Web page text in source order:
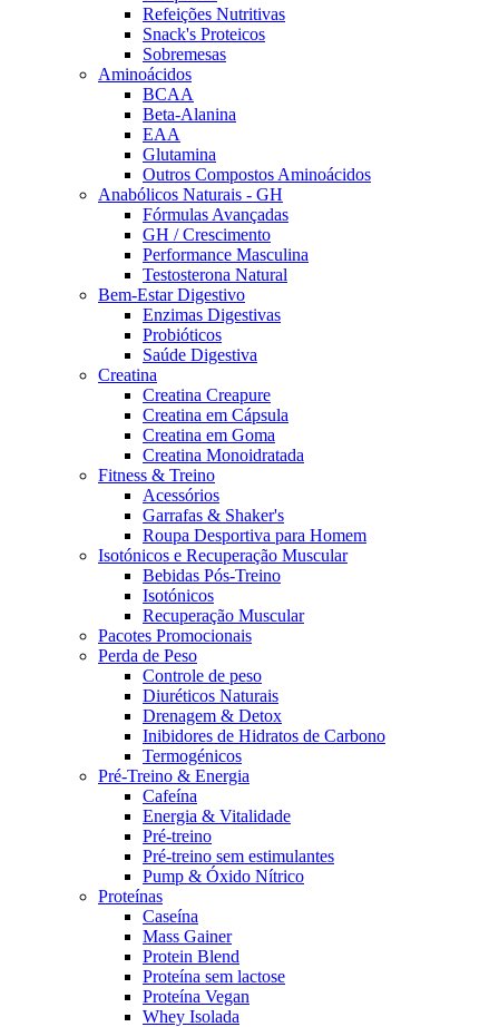
Refeições Nutritivas
Snack's Proteicos
Sobremesas
Aminoácidos
BCAA
Beta-Alanina
EAA
Glutamina
Outros Compostos Aminoácidos
Anabólicos Naturais - GH
Fórmulas Avançadas
GH / Crescimento
Performance Masculina
Testosterona Natural
Bem-Estar Digestivo
Enzimas Digestivas
Probióticos
Saúde Digestiva
Creatina
Creatina Creapure
Creatina em Cápsula
Creatina em Goma
Creatina Monoidratada
Fitness & Treino
Acessórios
Garrafas & Shaker's
Roupa Desportiva para Homem
Isotónicos e Recuperação Muscular
Bebidas Pós-Treino
Isotónicos
Recuperação Muscular
Pacotes Promocionais
Perda de Peso
Controle de peso
Diuréticos Naturais
Drenagem & Detox
Inibidores de Hidratos de Carbono
Termogénicos
Pré-Treino & Energia
Cafeína
Energia & Vitalidade
Pré-treino
Pré‑treino sem estimulantes
Pump & Óxido Nítrico
Proteínas
Caseína
Mass Gainer
Protein Blend
Proteína sem lactose
Proteína Vegan
Whey Isolada